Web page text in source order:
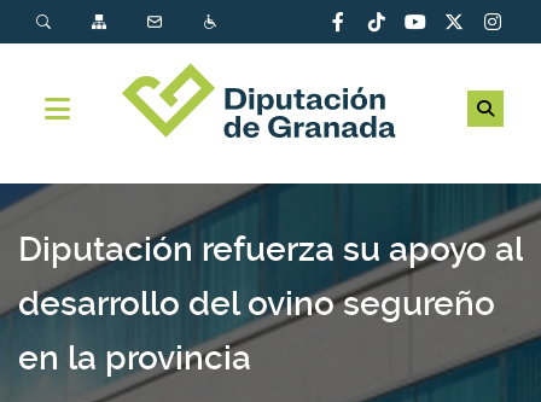
Diputación refuerza su apoyo al
desarrollo del ovino segureño
en la provincia